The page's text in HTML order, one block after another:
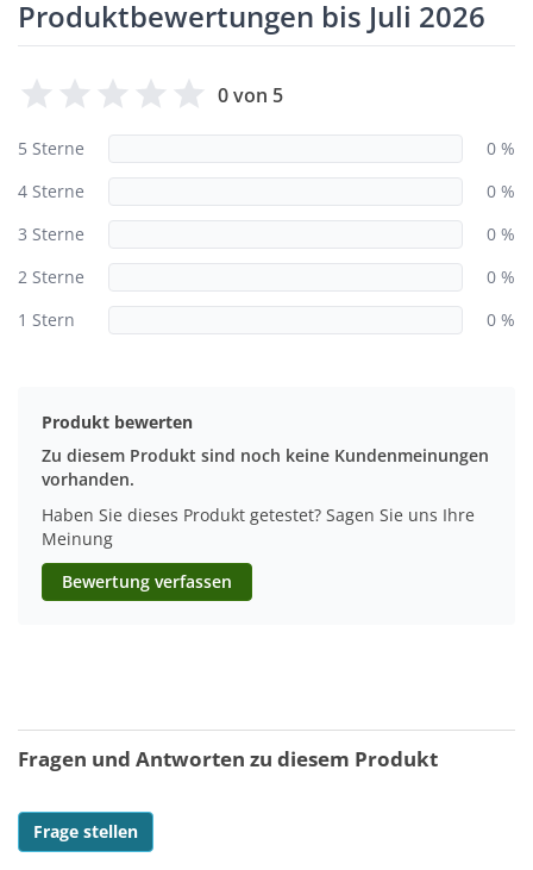
Produktbewertungen bis Juli 2026
0 von 5
5 Sterne
0 %
4 Sterne
0 %
3 Sterne
0 %
2 Sterne
0 %
1 Stern
0 %
Produkt bewerten
Zu diesem Produkt sind noch keine Kundenmeinungen
vorhanden.
Haben Sie dieses Produkt getestet? Sagen Sie uns Ihre
Meinung
Bewertung verfassen
Fragen und Antworten zu diesem Produkt
Frage stellen